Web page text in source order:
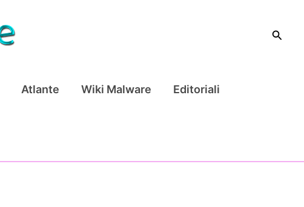
Cerca
Atlante Wiki Malware Editoriali